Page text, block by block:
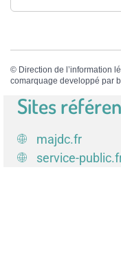
© Direction de l’information
comarquage developpé par
Sites
majdc.fr
service-